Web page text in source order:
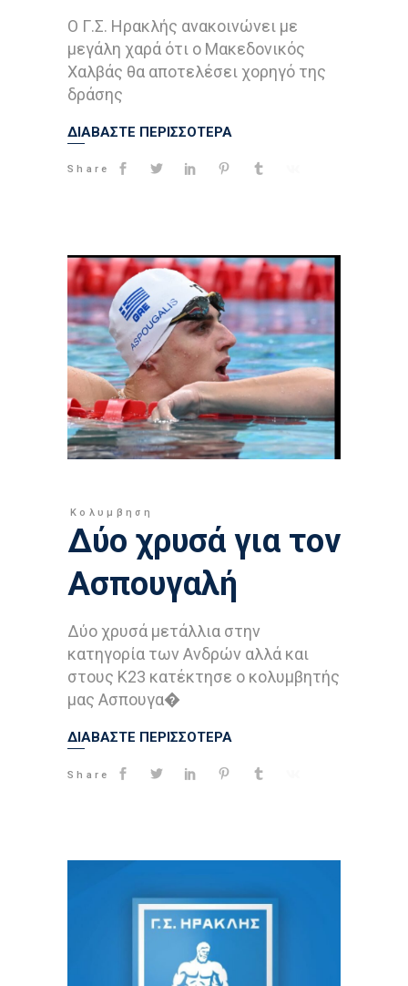
Ο Γ.Σ. Ηρακλής ανακοινώνει με
μεγάλη χαρά ότι ο Μακεδονικός
Χαλβάς θα αποτελέσει χορηγό της
δράσης
ΔΙΑΒΑΣΤΕ ΠΕΡΙΣΣΟΤΕΡΑ
Share
Κολυμβηση
Δύο χρυσά για τον
Ασπουγαλή
Δύο χρυσά μετάλλια στην
κατηγορία των Ανδρών αλλά και
στους Κ23 κατέκτησε ο κολυμβητής
μας Ασπουγα�
ΔΙΑΒΑΣΤΕ ΠΕΡΙΣΣΟΤΕΡΑ
Share